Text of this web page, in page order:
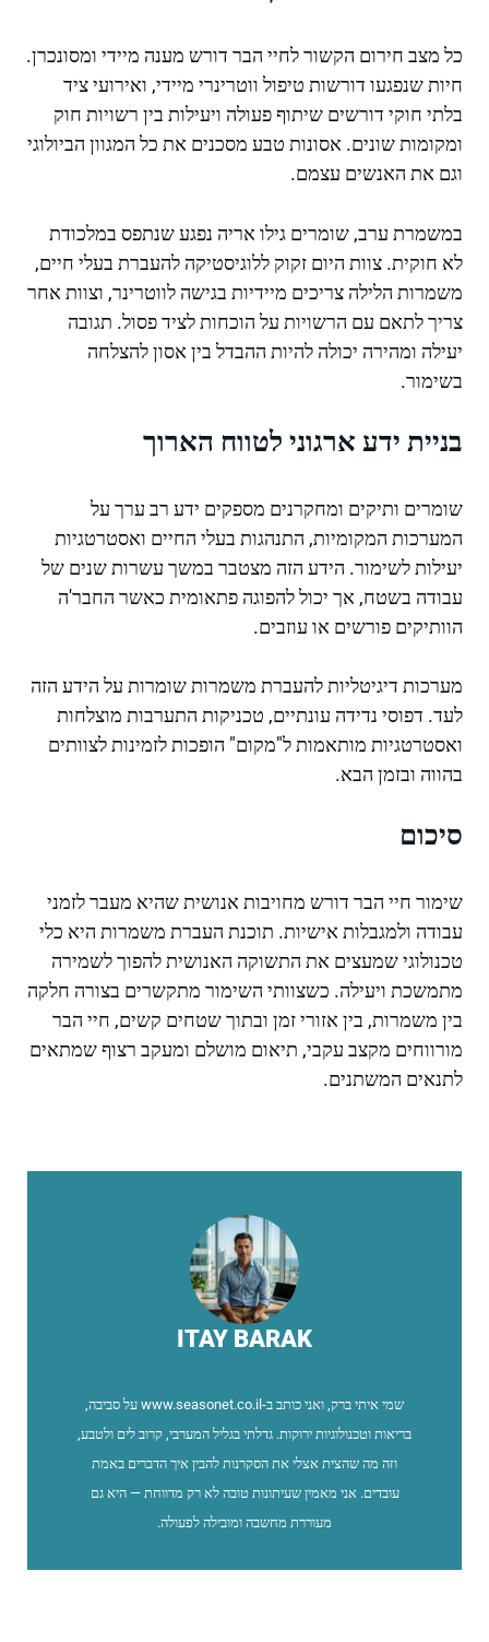
כל מצב חירום הקשור לחיי הבר דורש מענה מיידי ומסונכרן.
חיות שנפגעו דורשות טיפול ווטרינרי מיידי, ואירועי ציד
בלתי חוקי דורשים שיתוף פעולה ויעילות בין רשויות חוק
ומקומות שונים. אסונות טבע מסכנים את כל המגוון הביולוגי
וגם את האנשים עצמם.
במשמרת ערב, שומרים גילו אריה נפגע שנתפס במלכודת
לא חוקית. צוות היום זקוק ללוגיסטיקה להעברת בעלי חיים,
משמרות הלילה צריכים מיידיות בגישה לווטרינר, וצוות אחר
צריך לתאם עם הרשויות על הוכחות לציד פסול. תגובה
יעילה ומהירה יכולה להיות ההבדל בין אסון להצלחה
בשימור.
בניית ידע ארגוני לטווח הארוך
שומרים ותיקים ומחקרנים מספקים ידע רב ערך על
המערכות המקומיות, התנהגות בעלי החיים ואסטרטגיות
יעילות לשימור. הידע הזה מצטבר במשך עשרות שנים של
עבודה בשטח, אך יכול להפוגה פתאומית כאשר החבר'ה
הוותיקים פורשים או עוזבים.
מערכות דיגיטליות להעברת משמרות שומרות על הידע הזה
לעד. דפוסי נדידה עונתיים, טכניקות התערבות מוצלחות
ואסטרטגיות מותאמות ל"מקום" הופכות לזמינות לצוותים
בהווה ובזמן הבא.
סיכום
שימור חיי הבר דורש מחויבות אנושית שהיא מעבר לזמני
עבודה ולמגבלות אישיות. תוכנת העברת משמרות היא כלי
טכנולוגי שמעצים את התשוקה האנושית להפוך לשמירה
מתמשכת ויעילה. כשצוותי השימור מתקשרים בצורה חלקה
בין משמרות, בין אזורי זמן ובתוך שטחים קשים, חיי הבר
מורווחים מקצב עקבי, תיאום מושלם ומעקב רצוף שמתאים
לתנאים המשתנים.
ITAY BARAK
שמי איתי ברק, ואני כותב ב-www.seasonet.co.il על סביבה,
בריאות וטכנולוגיות ירוקות. גדלתי בגליל המערבי, קרוב לים ולטבע,
וזה מה שהצית אצלי את הסקרנות להבין איך הדברים באמת
עובדים. אני מאמין שעיתונות טובה לא רק מדווחת — היא גם
מעוררת מחשבה ומובילה לפעולה.